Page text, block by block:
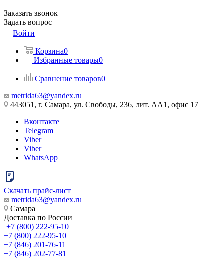
Заказать звонок
Задать вопрос
Войти
Корзина0
Избранные товары0
Сравнение товаров0
metrida63@yandex.ru
443051, г. Самара, ул. Свободы, 236, лит. АА1, офис 17
Вконтакте
Telegram
Viber
Viber
WhatsApp
Скачать прайс-лист
metrida63@yandex.ru
Самара
Доставка по России
+7 (800) 222-95-10
+7 (800) 222-95-10
+7 (846) 201-76-11
+7 (846) 202-77-81